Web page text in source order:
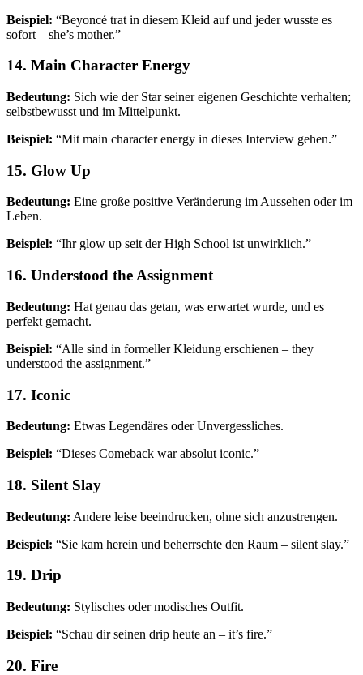
Beispiel: “Beyoncé trat in diesem Kleid auf und jeder wusste es
sofort – she’s mother.”
14. Main Character Energy
Bedeutung: Sich wie der Star seiner eigenen Geschichte verhalten;
selbstbewusst und im Mittelpunkt.
Beispiel: “Mit main character energy in dieses Interview gehen.”
15. Glow Up
Bedeutung: Eine große positive Veränderung im Aussehen oder im
Leben.
Beispiel: “Ihr glow up seit der High School ist unwirklich.”
16. Understood the Assignment
Bedeutung: Hat genau das getan, was erwartet wurde, und es
perfekt gemacht.
Beispiel: “Alle sind in formeller Kleidung erschienen – they
understood the assignment.”
17. Iconic
Bedeutung: Etwas Legendäres oder Unvergessliches.
Beispiel: “Dieses Comeback war absolut iconic.”
18. Silent Slay
Bedeutung: Andere leise beeindrucken, ohne sich anzustrengen.
Beispiel: “Sie kam herein und beherrschte den Raum – silent slay.”
19. Drip
Bedeutung: Stylisches oder modisches Outfit.
Beispiel: “Schau dir seinen drip heute an – it’s fire.”
20. Fire